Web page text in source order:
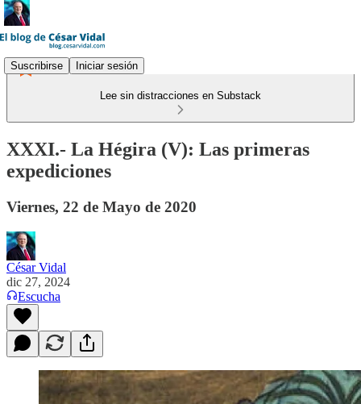
Suscribirse Iniciar sesión
Lee sin distracciones en Substack
XXXI.- La Hégira (V): Las primeras
expediciones
Viernes, 22 de Mayo de 2020
César Vidal
dic 27, 2024
Escucha